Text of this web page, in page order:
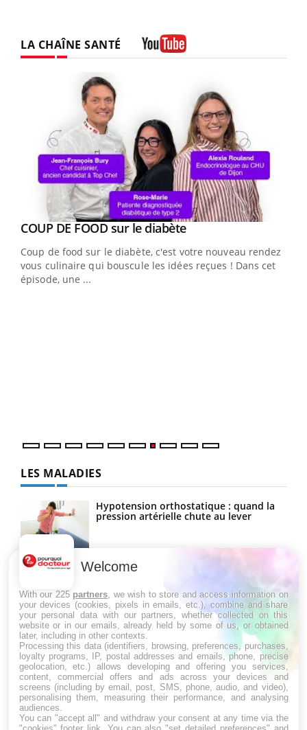
LA CHAÎNE SANTÉ
Youtube
COUP DE FOOD sur le diabèteYoutube
Coup de food sur le diabète, c'est votre nouveau rendez-
vous culinaire qui bouscule les idées reçues ! Dans cet
épisode, une ...
LES MALADIES
Hypotension orthostatique : quand la
pression artérielle chute au lever
Drépanocytose : une déformation des
globules rouges aux conséquences
Maladie de Charcot (Sclérose latérale
amyotrophique)
Welcome
With our 225 partners , we wish to store and access information on
your devices (cookies, pixels in emails, etc.), combine and share
your personal data with our partners, whether collected on this
website or in our emails, already held by some of us, or obtained
later, including in other contexts.
Processing this data (identifiers, browsing, preferences, purchases,
loyalty programs, IP, postal addresses and emails, phone, precise
geolocation, etc.) allows developing and offering you services,
content, commercial offers and ads across your devices and
screens (including by email, post, SMS, phone, audio, and video),
personalising them, measuring their performance, and analysing
audiences.
You can "accept all" and withdraw your consent at any time via the
"cookies" footer link . You can also "set detailed preferences" and